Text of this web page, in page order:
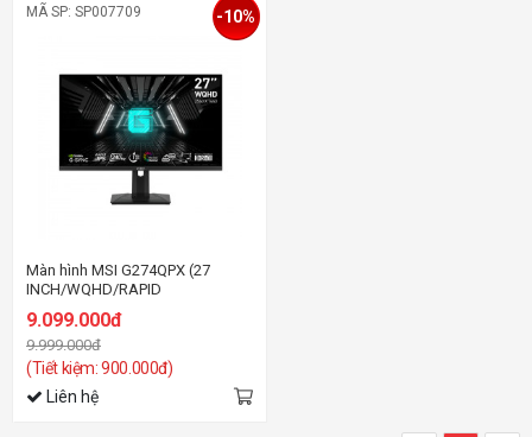
MÃ SP: SP007709
Màn hình MSI G274QPX (27
INCH/WQHD/RAPID
9.099.000đ
9.999.000đ
(Tiết kiệm: 900.000đ)
-10%
Liên hệ